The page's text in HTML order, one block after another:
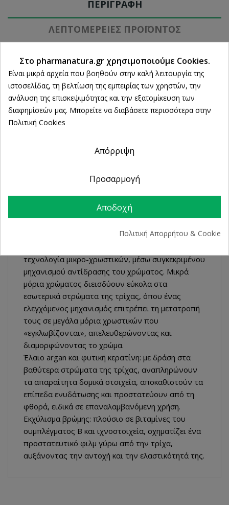
ΠΕΡΙΓΡΑΦΉ
ΛΕΠΤΟΜΈΡΕΙΕΣ ΠΡΟΪΌΝΤΟΣ
Προσφέρεικάλυψη λευκώνκαι γκρίζωνμαλλιών,
μεγάλη διάρκεια και λαμπερό χρώμα, ενώ
ταυτόχρονα περιποιείται καιπροστατεύειτην
τρίχα από φθορά. Η συσκευασίαπεριέχει: 1
σωληνάριο βαφής κρέμα-gel 50mL, 1 γαλάκτωμα
απλικατέρ) 75mL , 1 μαλακτική κρέμα
Βουνού 20mL ,1 έντυπο με οδηγίες χρήσης και
Συστατικά & Οφέλη
Τεχνολογία Pigment-Lock: κλειδώνει το χρώμα,
του στην τρίχα, με ήπιο τρόπο που δεν προκαλεί
τεχνολογία μικρο-χρωστικών, μέσω συγκεκριμένου
μηχανισμού αντίδρασης του χρώματος. Μικρά
μόρια χρώματος διεισδύουν εύκολα στα
εσωτερικά στρώματα της τρίχας, όπου ένας
ελεγχόμενος μηχανισμός επιτρέπει τη μετατροπή
τους σε μεγάλα μόρια χρωστικών που
«εγκλωβίζονται», απελευθερώνοντας και
διαμορφώνοντας το χρώμα.
Έλαιο argan και φυτική κερατίνη: με δράση στα
βαθύτερα στρώματα της τρίχας, αναπληρώνουν
τα απαραίτητα δομικά στοιχεία, αποκαθιστούν τα
επίπεδα ενυδάτωσης και προστατεύουν από τη
φθορά, ειδικά σε επαναλαμβανόμενη χρήση.
Εκχύλισμα βρώμης: πλούσιο σε βιταμίνες του
συμπλέγματος Β και ιχνοστοιχεία, σχηματίζει ένα
προστατευτικό φιλμ γύρω από την τρίχα,
αυξάνοντας την αντοχή και την ελαστικότητά της.
Στο pharmanatura.gr χρησιμοποιούμε Cookies.
Είναι μικρά αρχεία που βοηθούν στην καλή λειτουργία της
ιστοσελίδας, τη βελτίωση της εμπειρίας των χρηστών, την
ανάλυση της επισκεψιμότητας και την εξατομίκευση των
διαφημίσεών μας. Μπορείτε να διαβάσετε περισσότερα στην
Πολιτική Cookies
Απόρριψη
Προσαρμογή
Αποδοχή
Πολιτική Απορρήτου & Cookie